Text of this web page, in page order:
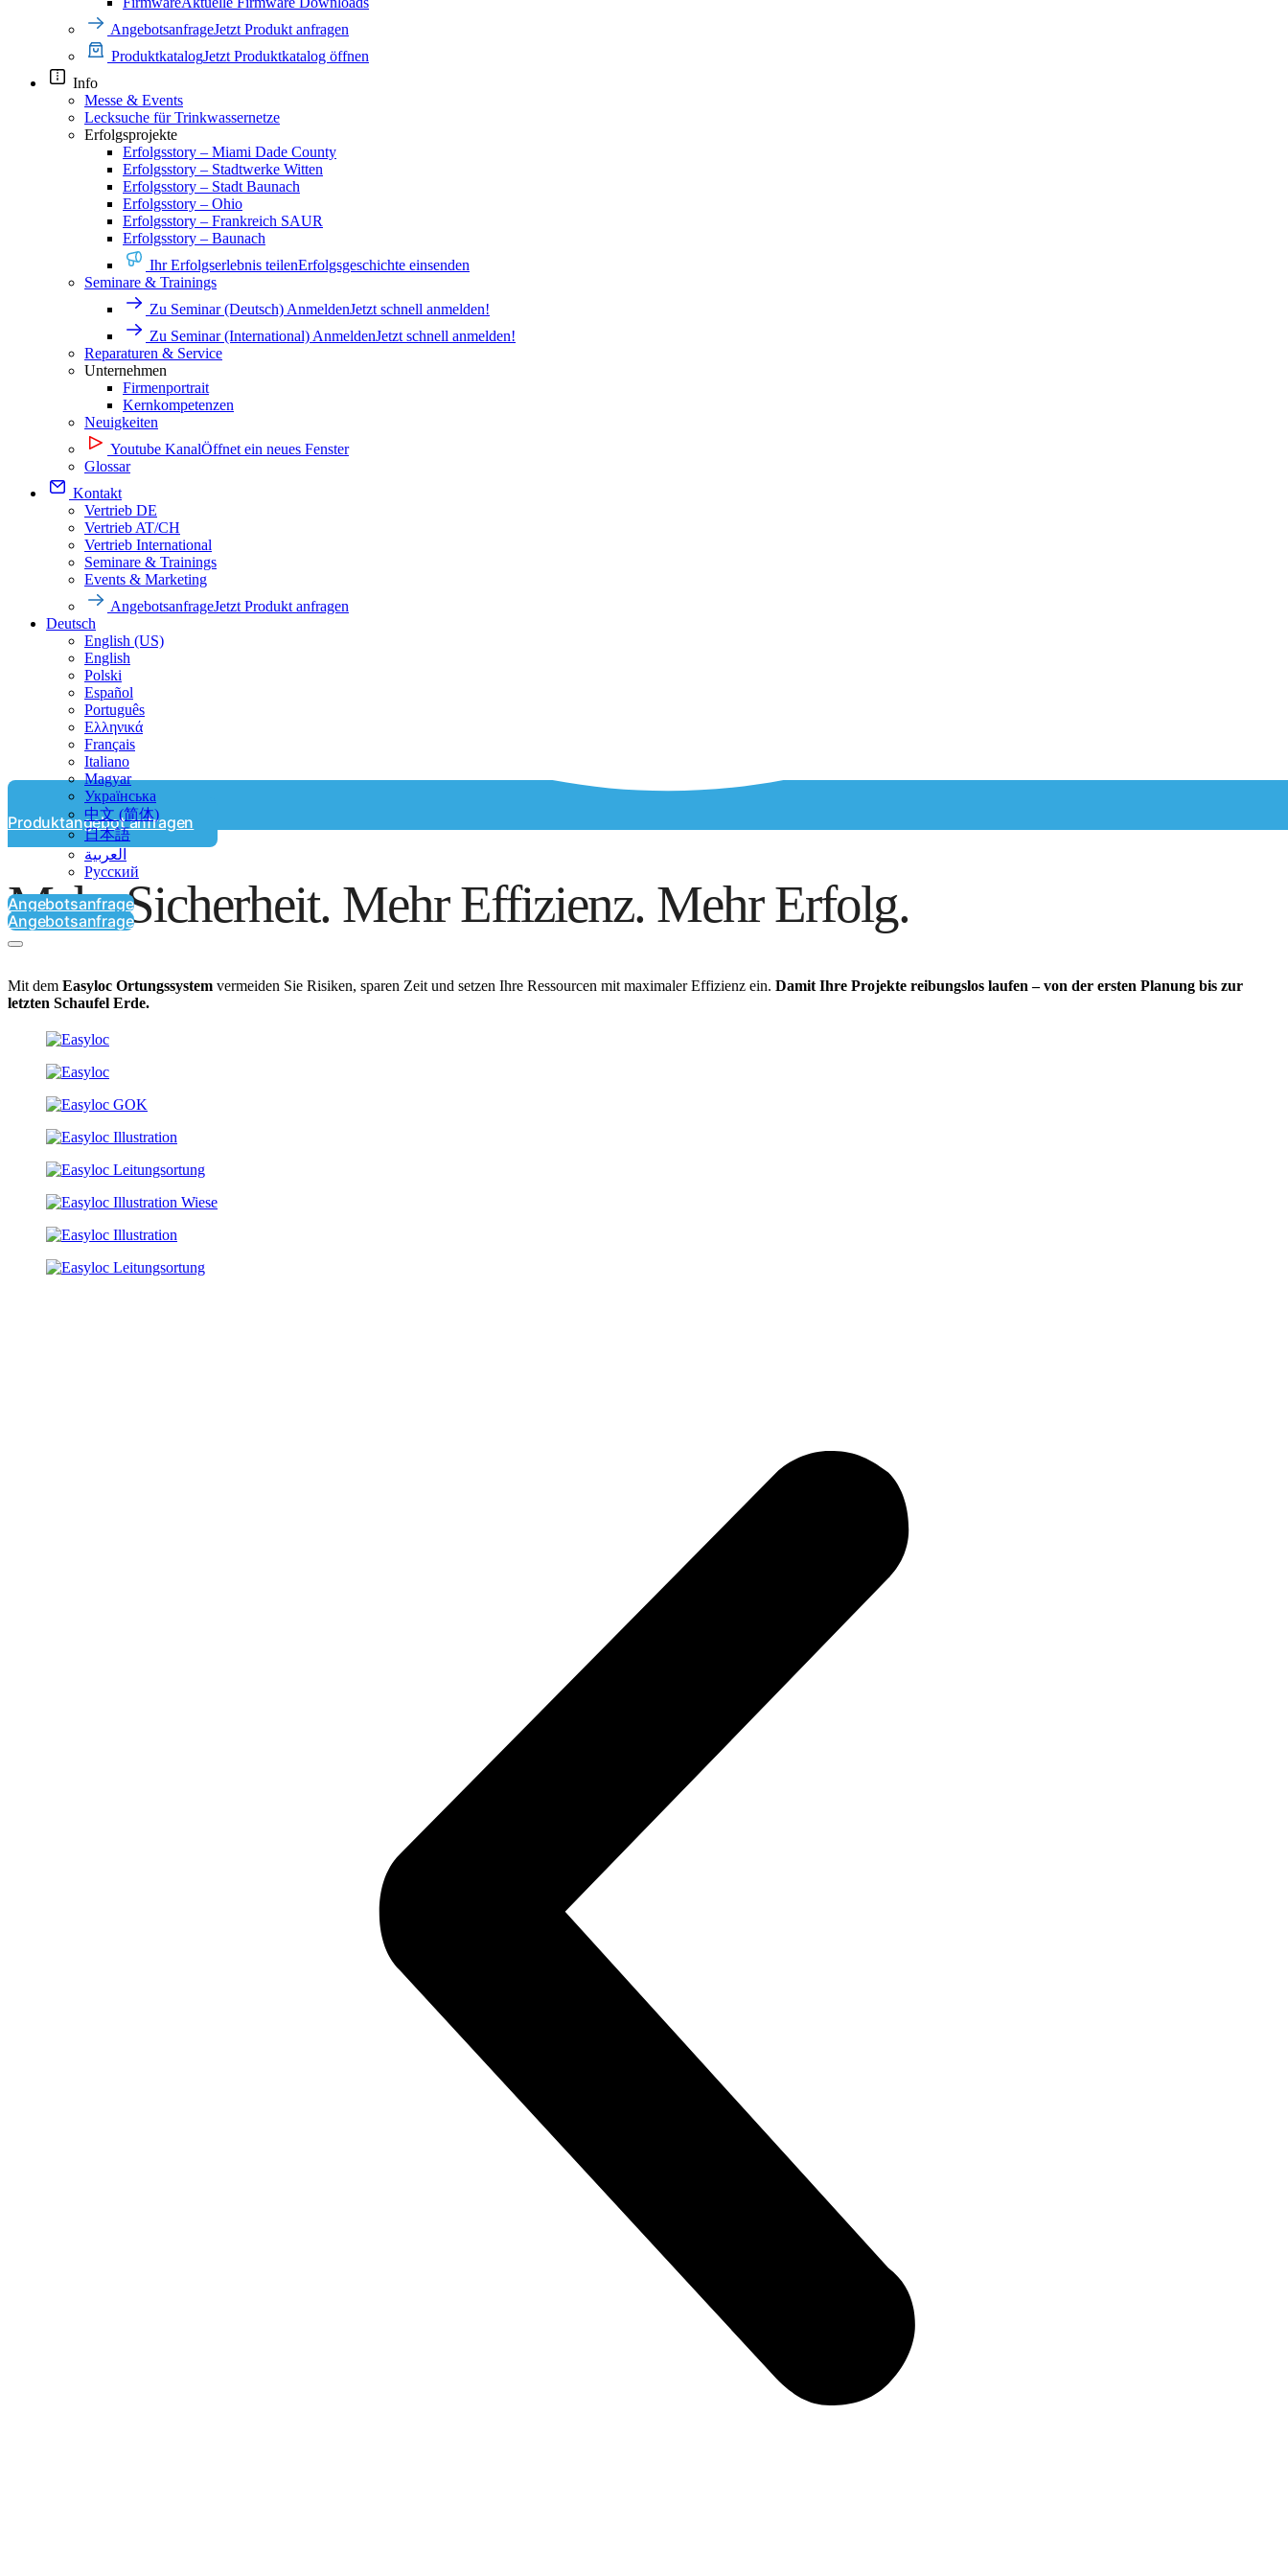
AngebotsanfrageJetzt Produkt anfragen
ProduktkatalogJetzt Produktkatalog öffnen
Info
Messe & Events
Lecksuche für Trinkwassernetze
Erfolgsprojekte
Erfolgsstory – Miami Dade County
Erfolgsstory – Stadtwerke Witten
Erfolgsstory – Stadt Baunach
Erfolgsstory – Ohio
Erfolgsstory – Frankreich SAUR
Erfolgsstory – Baunach
Ihr Erfolgserlebnis teilenErfolgsgeschichte einsenden
Seminare & Trainings
Zu Seminar (Deutsch) AnmeldenJetzt schnell anmelden!
Zu Seminar (International) AnmeldenJetzt schnell anmelden!
Reparaturen & Service
Unternehmen
Firmenportrait
Kernkompetenzen
Neuigkeiten
Youtube KanalÖffnet ein neues Fenster
Glossar
Kontakt
Vertrieb DE
Vertrieb AT/CH
Vertrieb International
Seminare & Trainings
Events & Marketing
AngebotsanfrageJetzt Produkt anfragen
Deutsch
English (US)
English
Polski
Español
Português
Ελληνικά
Français
Italiano
Magyar
Українська
中文 (简体)
日本語
العربية‏
Русский
Angebotsanfrage
Angebotsanfrage
Produktangebot anfragen
Mehr Sicherheit. Mehr Effizienz. Mehr Erfolg.
Mit dem Easyloc Ortungssystem vermeiden Sie Risiken, sparen Zeit und setzen Ihre Ressourcen mit maximaler Effizienz ein. Damit Ihre Projekte reibungslos laufen – von der ersten Planung bis zur
letzten Schaufel Erde.